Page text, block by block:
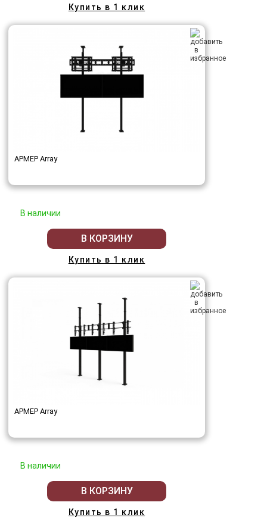
Купить в 1 клик
АРМЕР Array
В наличии
В КОРЗИНУ
Купить в 1 клик
АРМЕР Array
В наличии
В КОРЗИНУ
Купить в 1 клик